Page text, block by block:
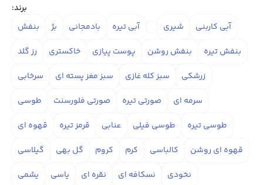
برند:
آبی کاربنی
شیری آبی تیره بادمجانی بژ
بنفش
بنفش تیره
بنفش روشن پوست پیازی خاکستری
رز گلد
زرشکی
سبز کله غازی سبز مغز پسته ای
سرخابی
سرمه ای
صورتی تیره صورتی فلورسنت
طوسی
طوسی تیره
طوسی فیلی عنابی قرمز تیره
قهوه ای
قهوه ای روشن
کالباسی کرم کروم گل بهی
گیلاسی
نخودی
نسکافه ای نقره ای یاسی یشمی